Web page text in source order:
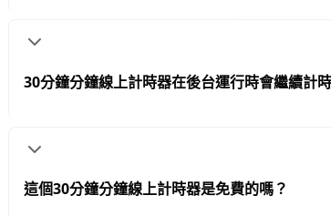
30分鐘分鐘線上計時器在後台運行時會繼續計
這個30分鐘分鐘線上計時器是免費的嗎？